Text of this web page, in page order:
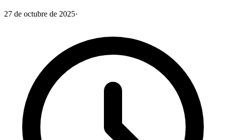
27 de octubre de 2025·